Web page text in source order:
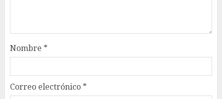
Nombre *
Correo electrónico *